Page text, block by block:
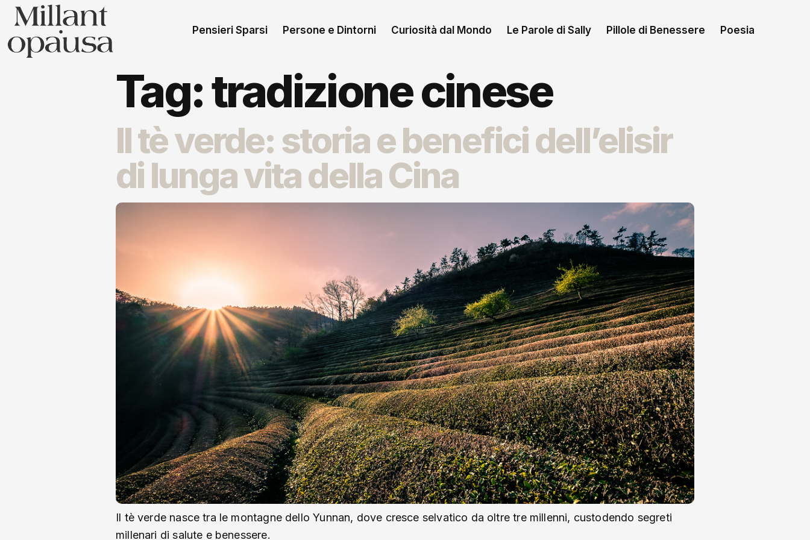
Pensieri Sparsi Persone e Dintorni Curiosità dal Mondo Le Parole di Sally Pillole di Benessere Poesia
Tag:tradizione cinese
Il tè verde: storia e benefici dell’elisir
di lunga vita della Cina
Il tè verde nasce tra le montagne dello Yunnan, dove cresce selvatico da oltre tre millenni, custodendo segreti
millenari di salute e benessere.